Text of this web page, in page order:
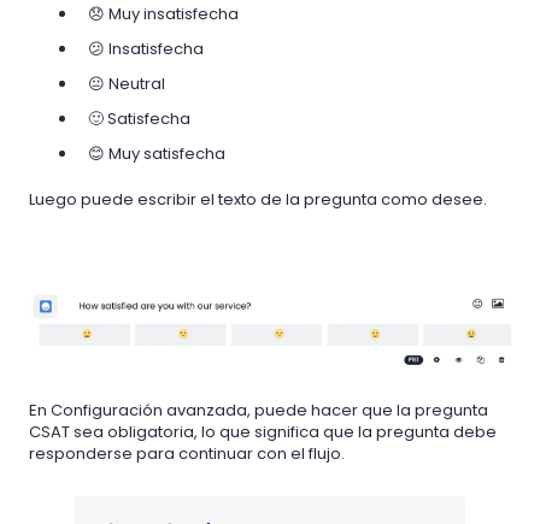
😞 Muy insatisfecha
😕 Insatisfecha
😐 Neutral
🙂 Satisfecha
😊 Muy satisfecha
Luego puede escribir el texto de la pregunta como desee.
En Configuración avanzada, puede hacer que la pregunta
CSAT sea obligatoria, lo que significa que la pregunta debe
responderse para continuar con el flujo.